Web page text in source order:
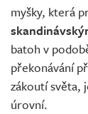
myšky, která
batoh v
překonávání
zákoutí světa,
úrovní.